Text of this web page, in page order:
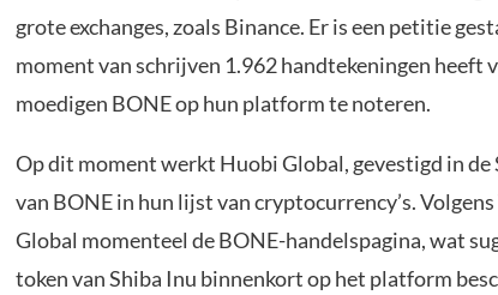
grote exchanges, zoals Binance. Er is een petitie
moment van schrijven 1.962 handtekeningen heeft
moedigen BONE op hun platform te noteren.
Op dit moment werkt Huobi Global, gevestigd in de
van BONE in hun lijst van cryptocurrency’s.
Global momenteel de BONE-handelspagina, wat
token van Shiba Inu binnenkort op het platform